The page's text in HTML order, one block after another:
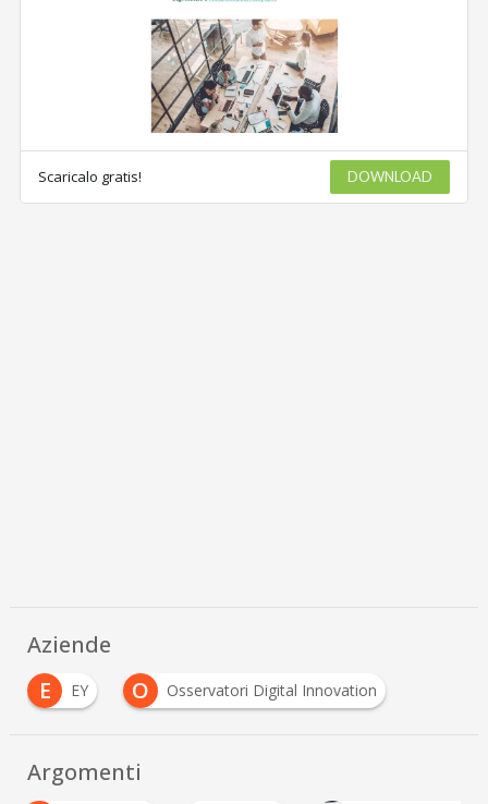
Scaricalo gratis! DOWNLOAD
Aziende
E
EY O Osservatori Digital Innovation
Argomenti